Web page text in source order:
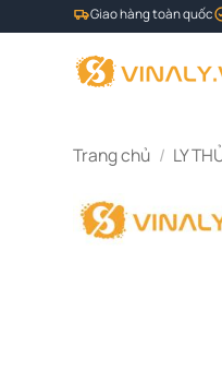
qua
Giao hàng toàn quốc
Trang chủ / LY